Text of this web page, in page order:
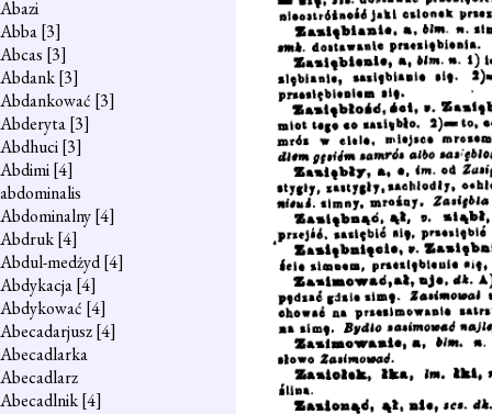
Abazi
Abba[3]
Abcas [3]
Abdank[3]
Abdankować [3]
Abderyta[3]
Abdhuci[3]
Abdimi[4]
abdominalis
Abdominalny[4]
Abdruk[4]
Abdul-medżyd[4]
Abdykacja[4]
Abdykować [4]
Abecadarjusz[4]
Abecadlarka
Abecadlarz
Abecadlnik[4]